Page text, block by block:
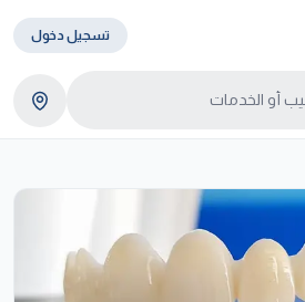
تسجيل دخول